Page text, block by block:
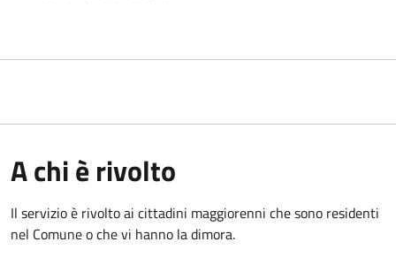
A chi è rivolto
Il servizio è rivolto ai cittadini maggiorenni che sono residenti
nel Comune o che vi hanno la dimora.